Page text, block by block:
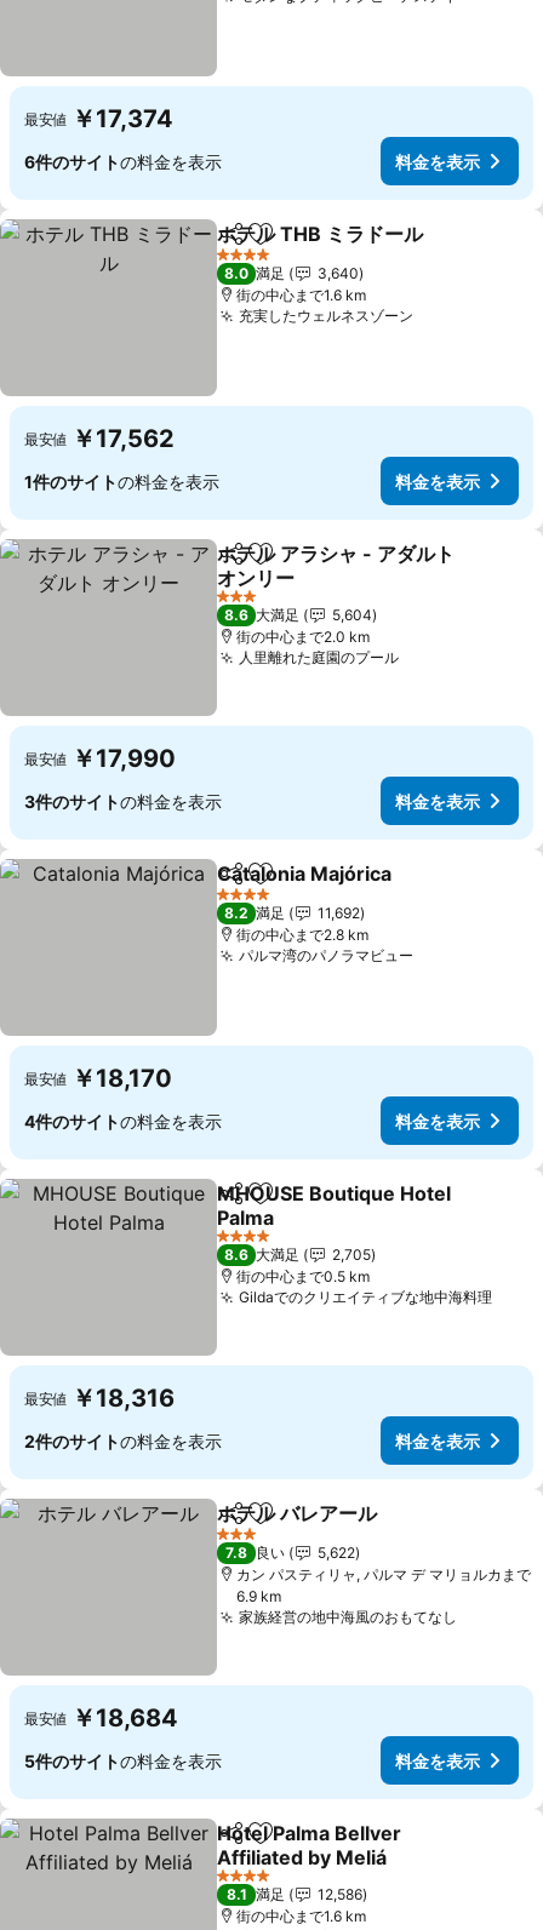
最安値 ￥17,374
6件のサイトの料金を表示 料金を表示
シェアお気に入りに追加
ホテル THB ミラドール
4 ホテルのランク
8.0 満足
3,640
街の中心まで1.6 km
充実したウェルネスゾーン
最安値 ￥17,562
1件のサイトの料金を表示 料金を表示
シェアお気に入りに追加
ホテル アラシャ - アダルト
オンリー
3 ホテルのランク
8.6 大満足
5,604
街の中心まで2.0 km
人里離れた庭園のプール
最安値 ￥17,990
3件のサイトの料金を表示 料金を表示
シェアお気に入りに追加
Catalonia Majórica
4 ホテルのランク
8.2 満足
11,692
街の中心まで2.8 km
パルマ湾のパノラマビュー
最安値 ￥18,170
4件のサイトの料金を表示 料金を表示
シェアお気に入りに追加
MHOUSE Boutique Hotel
Palma
4 ホテルのランク
8.6 大満足
2,705
街の中心まで0.5 km
Gildaでのクリエイティブな地中海料理
最安値 ￥18,316
2件のサイトの料金を表示 料金を表示
シェアお気に入りに追加
ホテル バレアール
3 ホテルのランク
7.8 良い
5,622
カン パスティリャ, パルマ デ マリョルカまで
6.9 km
家族経営の地中海風のおもてなし
最安値 ￥18,684
5件のサイトの料金を表示 料金を表示
シェアお気に入りに追加
Hotel Palma Bellver
Affiliated by Meliá
4 ホテルのランク
8.1 満足
12,586
街の中心まで1.6 km